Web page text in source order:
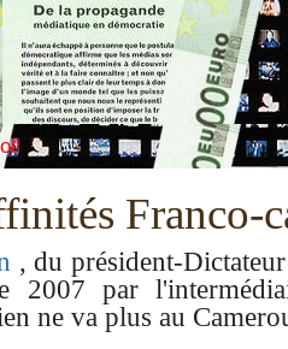
Franco-
, du président-
2007 par
ne va plus au